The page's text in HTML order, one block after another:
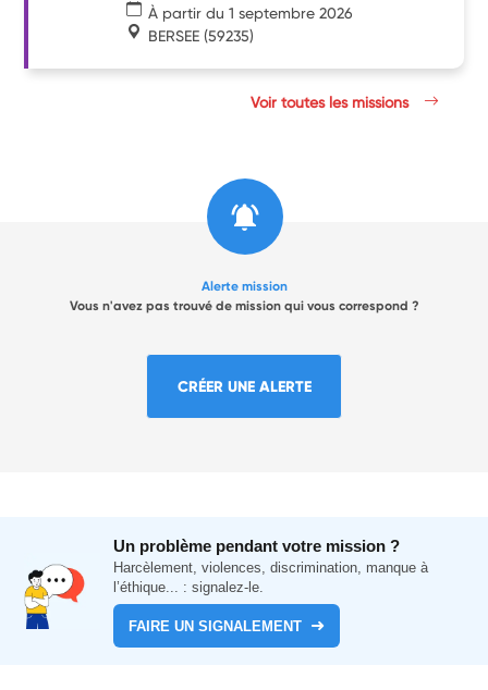
À partir du 1 septembre 2026
BERSEE (59235)
Voir toutes les missions
Alerte mission
Vous n'avez pas trouvé de mission qui vous correspond ?
CRÉER UNE ALERTE
Un problème pendant votre mission ?
Harcèlement, violences, discrimination, manque à
l’éthique... : signalez-le.
FAIRE UN SIGNALEMENT